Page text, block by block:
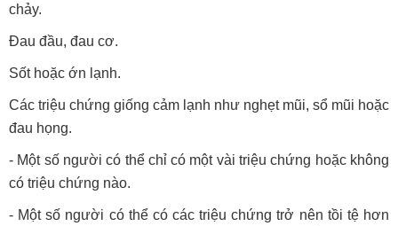
chảy.
Đau đầu, đau cơ.
Sốt hoặc ớn lạnh.
Các triệu chứng giống cảm lạnh như nghẹt mũi, sổ mũi hoặc
đau họng.
- Một số người có thể chỉ có một vài triệu chứng hoặc không
có triệu chứng nào.
- Một số người có thể có các triệu chứng trở nên tồi tệ hơn